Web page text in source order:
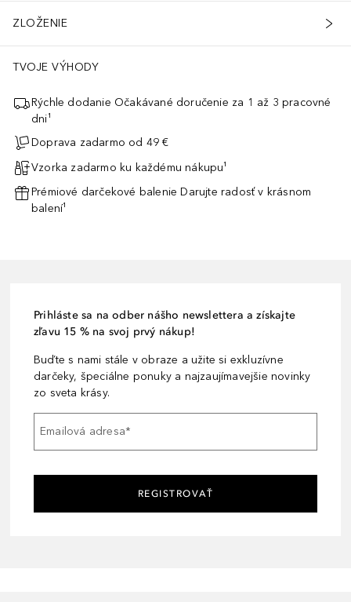
ZLOŽENIE
TVOJE VÝHODY
Rýchle dodanie Očakávané doručenie za 1 až 3 pracovné
dni¹
Doprava zadarmo od 49 €
Vzorka zadarmo ku každému nákupu¹
Prémiové darčekové balenie Darujte radosť v krásnom
balení¹
Prihláste sa na odber nášho newslettera a získajte
zľavu 15 % na svoj prvý nákup!
Buďte s nami stále v obraze a užite si exkluzívne
darčeky, špeciálne ponuky a najzaujímavejšie novinky
zo sveta krásy.
Emailová adresa*
REGISTROVAŤ